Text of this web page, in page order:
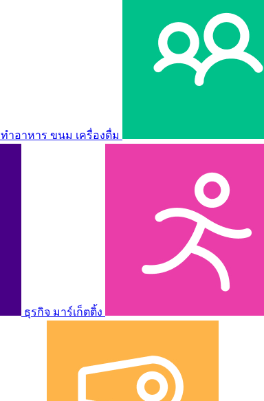
ทำอาหาร ขนม เครื่องดื่ม
ธุรกิจ มาร์เก็ตติ้ง